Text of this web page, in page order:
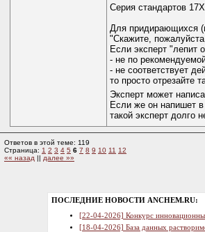
Серия стандартов
Для придирающихся
"Скажите,
Если эксперт "лепит
- не по
- не соответствует
то просто отрезайте
Эксперт может
Если же он напишет в
такой эксперт долго
Ответов в этой теме: 119
Страница: 1 2 3 4 5 6 7 8 9 10 11 12
«« назад || далее »»
ПОСЛЕДНИЕ НОВОСТИ ANCHEM.RU:
[22-04-2026] Конкурс
[18-04-2026] База данных